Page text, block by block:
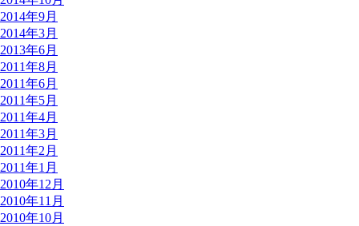
2014年9月
2014年3月
2013年6月
2011年8月
2011年6月
2011年5月
2011年4月
2011年3月
2011年2月
2011年1月
2010年12月
2010年11月
2010年10月